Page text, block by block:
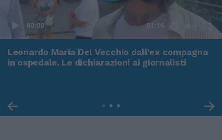
00:00 01:16
Leonardo Maria Del Vecchio dall'ex compagna
in ospedale. Le dichiarazioni ai giornalisti